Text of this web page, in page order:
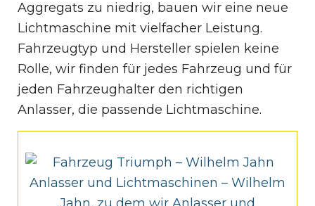
Aggregats zu niedrig, bauen wir eine neue
Lichtmaschine mit vielfacher Leistung.
Fahrzeugtyp und Hersteller spielen keine
Rolle, wir finden für jedes Fahrzeug und für
jeden Fahrzeughalter den richtigen
Anlasser, die passende Lichtmaschine.